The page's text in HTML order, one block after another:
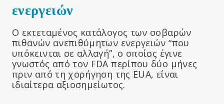
ενεργειών
Ο εκτεταμένος κατάλογος των σοβαρών
πιθανών ανεπιθύμητων ενεργειών “που
υπόκεινται σε αλλαγή”, ο οποίος έγινε
γνωστός από τον FDA περίπου δύο μήνες
πριν από τη χορήγηση της EUA, είναι
ιδιαίτερα αξιοσημείωτος.